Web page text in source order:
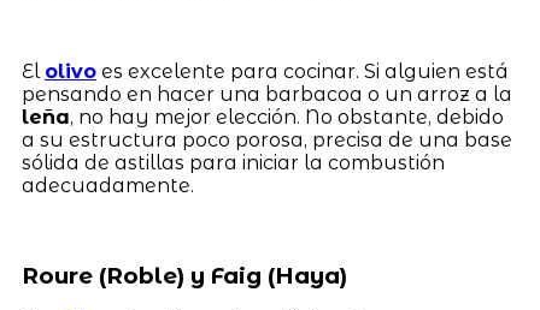
El olivoes excelente para cocinar. Si alguien está
pensando en hacer una barbacoa o un arroz a la
leña, no hay mejor elección. No obstante, debido
a su estructura poco porosa, precisa de una base
sólida de astillas para iniciar la combustión
adecuadamente.
Roure (Roble) y Faig (Haya)